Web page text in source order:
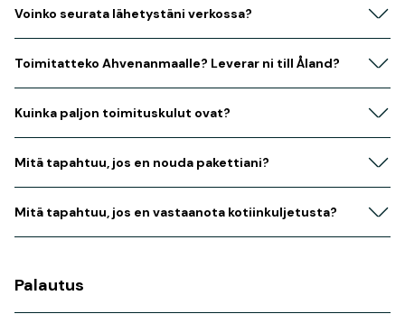
Voinko seurata lähetystäni verkossa?
Toimitatteko Ahvenanmaalle? Leverar ni till Åland?
Kuinka paljon toimituskulut ovat?
Mitä tapahtuu, jos en nouda pakettiani?
Mitä tapahtuu, jos en vastaanota kotiinkuljetusta?
Palautus